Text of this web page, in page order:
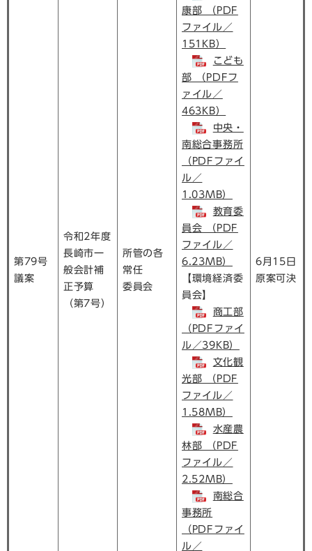
第79号
議案
令和2年度
長崎市一
般会計補
正予算
（第7号）
所管の各
常任
委員会
康部 （PDF
ファイル／
151KB）
こども
部 （PDFフ
ァイル／
463KB）
中央・
南総合事務所
（PDFファイ
ル／
1.03MB）
教育委
員会 （PDF
ファイル／
6.23MB）
【環境経済委
員会】
商工部
（PDFファイ
ル／39KB）
文化観
光部 （PDF
ファイル／
1.58MB）
水産農
林部 （PDF
ファイル／
2.52MB）
南総合
事務所
（PDFファイ
ル／
6月15日
原案可決